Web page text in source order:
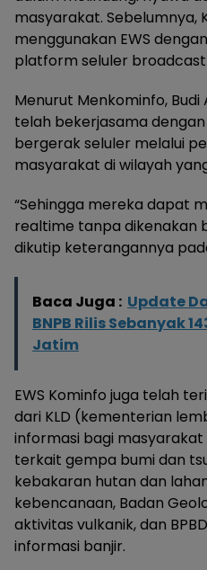
masyarakat. Sebelumnya,
menggunakan EWS
platform seluler broadcast
Menurut Menkominfo, Budi
telah bekerjasama
bergerak seluler melalui
masyarakat di wilayah
“Sehingga mereka dapat
realtime tanpa dikenakan
dikutip keterangannya
Baca Juga : Update
BNPB Rilis Sebanyak
Jatim
EWS Kominfo juga telah
dari KLD (kementerian
informasi bagi
terkait gempa bumi dan
kebakaran hutan dan
kebencanaan, Badan
aktivitas vulkanik, dan
informasi banjir.